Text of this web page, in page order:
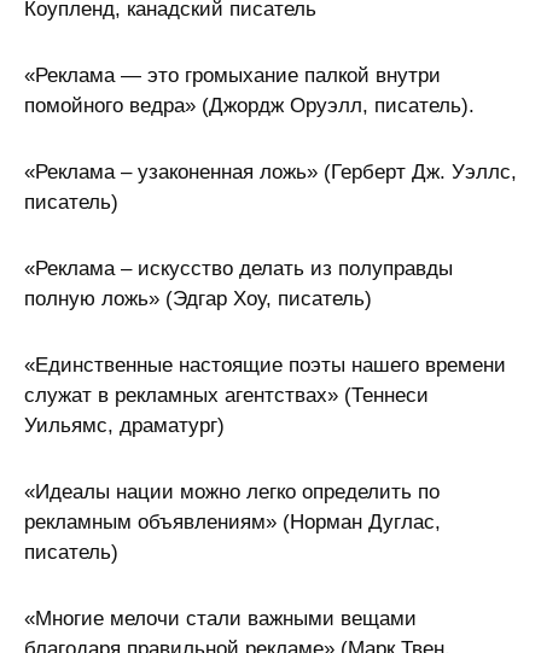
Коупленд, канадский писатель
«Реклама — это громыхание палкой внутри
помойного ведра» (Джордж Оруэлл, писатель).
«Реклама – узаконенная ложь» (Герберт Дж. Уэллс,
писатель)
«Реклама – искусство делать из полуправды
полную ложь» (Эдгар Хоу, писатель)
«Единственные настоящие поэты нашего времени
служат в рекламных агентствах» (Теннеси
Уильямс, драматург)
«Идеалы нации можно легко определить по
рекламным объявлениям» (Норман Дуглас,
писатель)
«Многие мелочи стали важными вещами